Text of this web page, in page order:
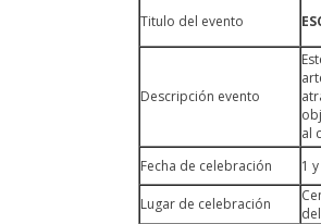
Titulo del evento
Descripción evento
al
Fecha de celebración
1
Lugar de celebración